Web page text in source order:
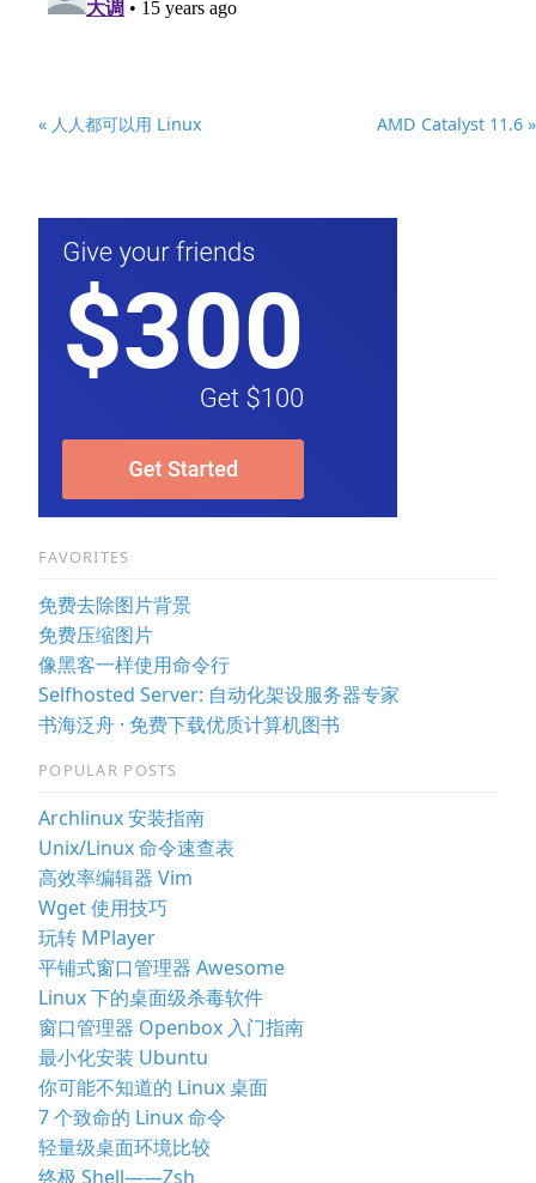
« 人人都可以用 Linux AMD Catalyst 11.6 »
FAVORITES
免费去除图片背景
免费压缩图片
像黑客一样使用命令行
Selfhosted Server: 自动化架设服务器专家
书海泛舟 · 免费下载优质计算机图书
POPULAR POSTS
Archlinux 安装指南
Unix/Linux 命令速查表
高效率编辑器 Vim
Wget 使用技巧
玩转 MPlayer
平铺式窗口管理器 Awesome
Linux 下的桌面级杀毒软件
窗口管理器 Openbox 入门指南
最小化安装 Ubuntu
你可能不知道的 Linux 桌面
7 个致命的 Linux 命令
轻量级桌面环境比较
终极 Shell——Zsh